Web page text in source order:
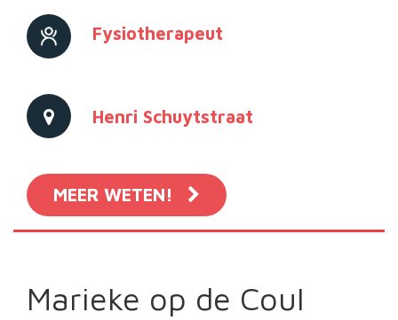
Fysiotherapeut
Henri Schuytstraat
MEER WETEN!
Marieke op de Coul